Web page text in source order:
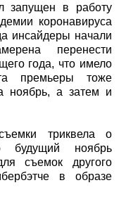
запущен в работу
коронавируса
инсайдеры начали
перенести
года, что имело
премьеры тоже
ноябрь, а затем и
триквела о
будущий ноябрь
съемок другого
в образе